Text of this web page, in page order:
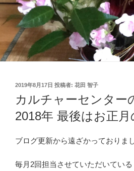
投
日:
2019年8月17日 投稿者: 花田 智子
カルチャーセンター
2018年 最後はお正
ブログ更新から遠ざかっておりまし
毎月2回担当させていただいている